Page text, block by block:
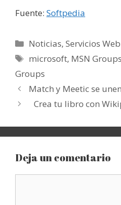
Fuente: Softpedia
Categorías
Noticias,Servicios Web
Etiquetas
microsoft, MSN Groups
Groups
Match y Meetic se
Crea tu libro con
Deja un comentario